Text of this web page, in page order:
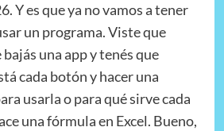
Y es que ya no vamos a tener
un programa. Viste que
una app y tenés que
cada botón y hacer una
usarla o para qué sirve cada
una fórmula en Excel. Bueno,